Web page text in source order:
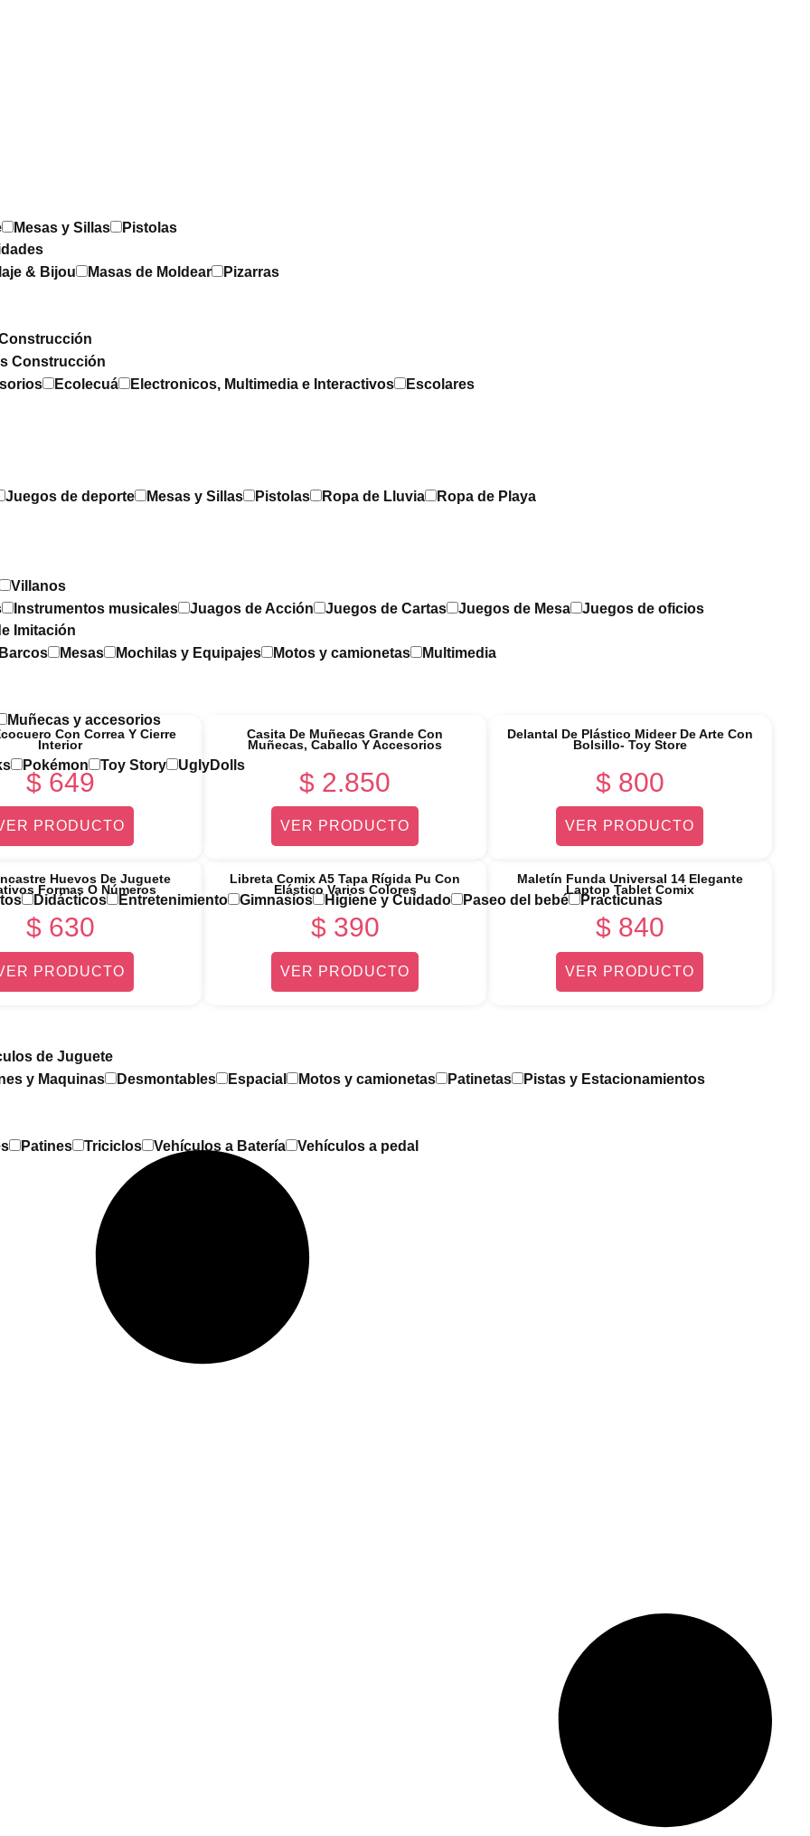
Mesas y Sillas
Pistolas
& Bijou Masas de Moldear
Pizarras
Construcción
Ecolecuá Electronicos, Multimedia e Interactivos
Escolares
Juegos de deporte Mesas y Sillas Pistolas Ropa de Lluvia
Ropa de Playa
Villanos
Instrumentos musicales Juagos de Acción Juegos de Cartas Juegos de Mesa
Juegos de oficios
Imitación
Mesas Mochilas y Equipajes Motos y camionetas
Multimedia
Muñecas y accesorios
Pokémon Toy Story
UglyDolls
Didácticos Entretenimiento Gimnasios Higiene y Cuidado Paseo del bebé
Practicunas
de Juguete
y Maquinas Desmontables Espacial Motos y camionetas Patinetas
Pistas y Estacionamientos
Patines Triciclos Vehículos a Batería
Vehículos a pedal
Con Correa Y Cierre
Interior
$649
PRODUCTO
Casita De Muñecas Grande Con
Muñecas, Caballo Y Accesorios
$ 2.850
VER PRODUCTO
Delantal De Plástico Mideer De Arte Con
Bolsillo- Toy Store
$800
VER PRODUCTO
Huevos De Juguete
Formas O Números
$630
PRODUCTO
Libreta Comix A5 Tapa Rígida Pu Con
Elástico Varios Colores
$390
VER PRODUCTO
Maletín Funda Universal 14 Elegante
Laptop Tablet Comix
$840
VER PRODUCTO